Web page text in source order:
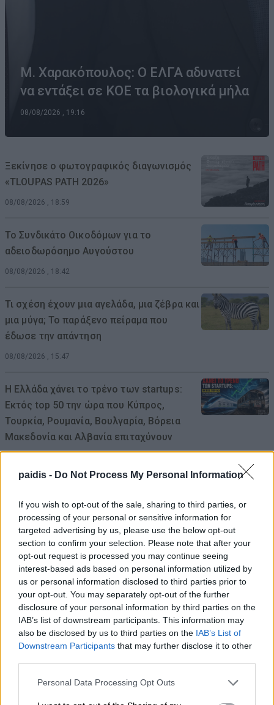
paidis - Do Not Process My Personal Information
If you wish to opt-out of the sale, sharing to third parties, or
processing of your personal or sensitive information for
targeted advertising by us, please use the below opt-out
section to confirm your selection. Please note that after your
opt-out request is processed you may continue seeing
interest-based ads based on personal information utilized by
us or personal information disclosed to third parties prior to
your opt-out. You may separately opt-out of the further
disclosure of your personal information by third parties on the
IAB’s list of downstream participants. This information may
also be disclosed by us to third parties on the IAB’s List of
Downstream Participants that may further disclose it to other
Personal Data Processing Opt Outs
Μ. Χαρακόπουλος: Ο ΕΛΓΑ αδυνατεί
να εντάξει σε ΚΟΕ τα βιολογικά μήλα
08/08/2026 , 19:16
Ξεκίνησε ο φωτογραφικός διαγωνισμός
«TLOUPAS PATH 2026»
08/08/2026 , 18:59
Το Συνδικάτο Οικοδόμων για το
αδειοδωρόσημο Αυγούστου
08/08/2026 , 18:42
Τι σχέση έχουν μια αγελάδα, μια ζέβρα και
μια μύγα; Το παράξενο πείραμα που
έδωσε την απάντηση
08/08/2026 , 15:47
Η Ελλάδα χάνει το τρένο των startups:
Εκτός top 50 την ώρα που Κύπρος,
Τουρκία, Ρουμανία, Βουλγαρία, Βόρεια
Μακεδονία και Αλβανία επιταχύνουν
γίνεται πράξη. Εξασφαλίστηκε η
χρηματοδότηση 1,2 εκατ. € για το
Δημοτικό Κτίριο Συκουρίου»
08/08/2026 , 10:53
ΣΥΦΩΕΛ: Χάθηκαν 153,74 εκατ. € για τις
μπαταρίες – Μεγάλη απώλεια για τις
μικρές επιχειρήσεις
08/08/2026 , 10:38